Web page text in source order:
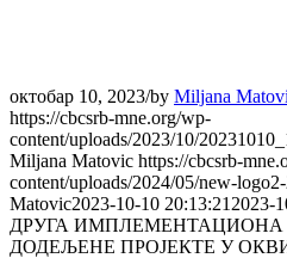
октобар 10, 2023/by Miljana
https://cbcsrb-mne.org/wp-
content/uploads/2023/10/
Miljana Matovic https://cbcsrb-
content/uploads/2024/05/new-
Matovic2023-10-10 20:13:21 2023-
ДРУГА ИМПЛЕМЕНТАЦИОНА
ДОДЕЉЕНЕ ПРОЈЕКТЕ У